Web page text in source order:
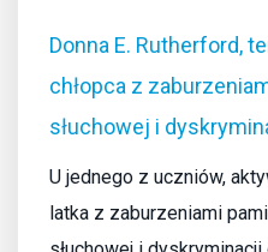
Donna E. Rutherford,
chłopca z
słuchowej i
U jednego z uczniów,
latka z zaburzeniami